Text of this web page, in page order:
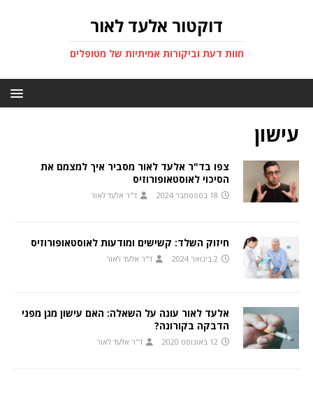
דוקטור אלעד לאור
חוות דעת וביקורות אמיתיות של מטופלים
עישון
צפו בד"ר אלעד לאור מסביר איך למצמם את
הסיכוי לאוסטאופורוזיס
18 בספטמבר 2024 ד"ר אלעד לאור
חיזוק השלד: קשישים ומודעות לאוסטאופורוזיס
2 בינואר 2024 ד"ר אלעד לאור
אלעד לאור עונה על השאלה: האם עישון מגן מפני
הדבקה בקורונה?
12 באוגוסט 2020 ד"ר אלעד לאור